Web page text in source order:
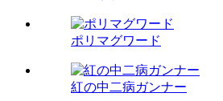
ポリマグワード
紅の中二病ガンナー